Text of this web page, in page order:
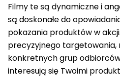
Filmy te są dynamiczne i
są doskonałe do
pokazania produktów w
precyzyjnego targetowania,
konkretnych grup
interesują się Twoimi